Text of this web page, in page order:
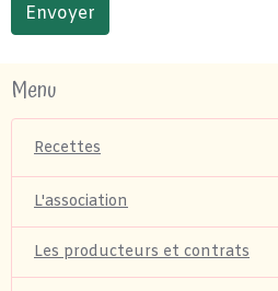
Envoyer
Menu
Recettes
L'association
Les producteurs et contrats